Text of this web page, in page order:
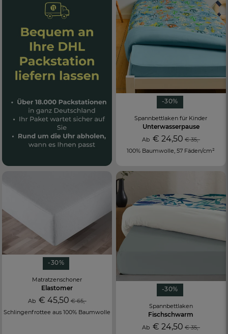
-30%
Spannbettlaken für Kinder
Unterwasserpause
Ab € 24,50 € 35,-
100% Baumwolle, 57 Fäden/cm²
-30%
Matratzenschoner
Elastomer
Ab € 45,50 € 65,-
Schlingenfrottee aus 100% Baumwolle
-30%
Spannbettlaken
Fischschwarm
Ab € 24,50 € 35,-